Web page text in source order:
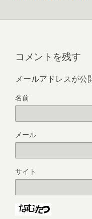
コメントを残す
メールアドレスが公
名前
メール
サイト